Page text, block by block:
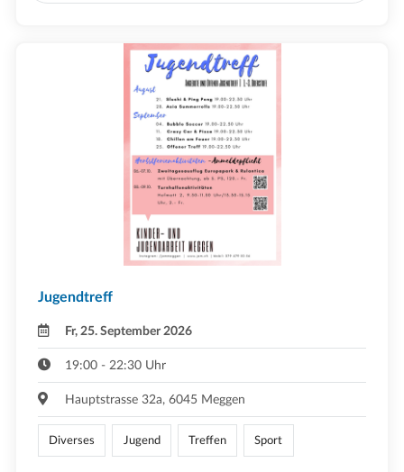
Jugendtreff
Fr, 25. September 2026
19:00 - 22:30 Uhr
Hauptstrasse 32a, 6045 Meggen
Diverses Jugend Treffen Sport